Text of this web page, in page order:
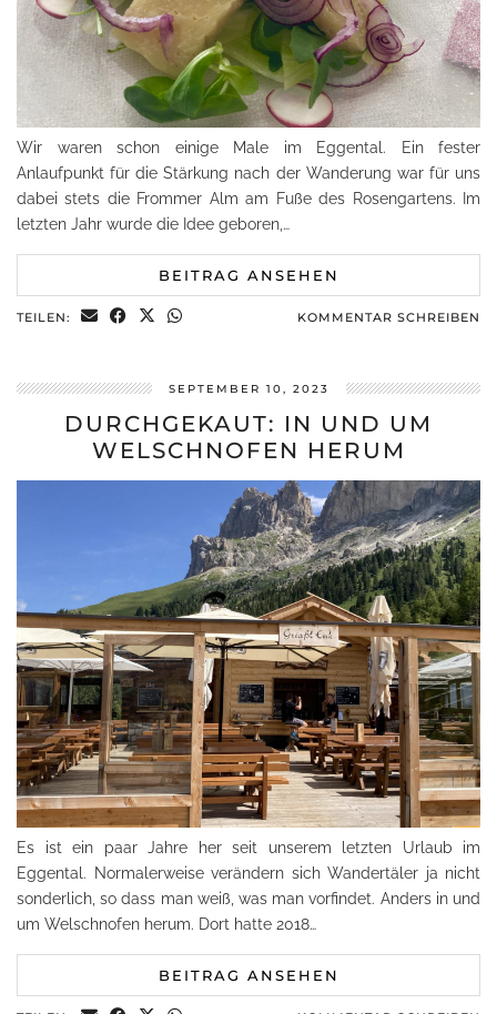
Wir waren schon einige Male im Eggental. Ein fester
Anlaufpunkt für die Stärkung nach der Wanderung war für uns
dabei stets die Frommer Alm am Fuße des Rosengartens. Im
letzten Jahr wurde die Idee geboren,…
BEITRAG ANSEHEN
TEILEN: KOMMENTAR SCHREIBEN
SEPTEMBER 10, 2023
DURCHGEKAUT: IN UND UM
WELSCHNOFEN HERUM
Es ist ein paar Jahre her seit unserem letzten Urlaub im
Eggental. Normalerweise verändern sich Wandertäler ja nicht
sonderlich, so dass man weiß, was man vorfindet. Anders in und
um Welschnofen herum. Dort hatte 2018…
BEITRAG ANSEHEN